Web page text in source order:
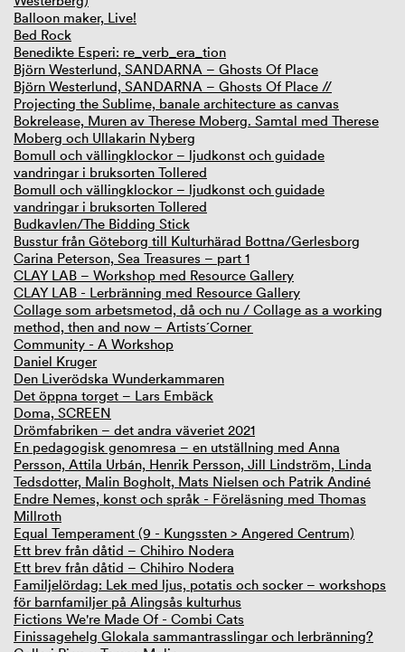
Balloon maker, Live!
Bed Rock
Benedikte Esperi: re_verb_era_tion
Björn Westerlund, SANDARNA – Ghosts Of Place
Björn Westerlund, SANDARNA – Ghosts Of Place //
Projecting the Sublime, banale architecture as canvas
Bokrelease, Muren av Therese Moberg. Samtal med Therese
Moberg och Ullakarin Nyberg
Bomull och vällingklockor – ljudkonst och guidade
vandringar i bruksorten Tollered
Bomull och vällingklockor – ljudkonst och guidade
vandringar i bruksorten Tollered
Budkavlen/The Bidding Stick
Busstur från Göteborg till Kulturhärad Bottna/Gerlesborg
Carina Peterson, Sea Treasures – part 1
CLAY LAB – Workshop med Resource Gallery
CLAY LAB - Lerbränning med Resource Gallery
Collage som arbetsmetod, då och nu / Collage as a working
method, then and now – Artists´Corner
Community - A Workshop
Daniel Kruger
Den Liverödska Wunderkammaren
Det öppna torget – Lars Embäck
Doma, SCREEN
Drömfabriken – det andra väveriet 2021
En pedagogisk genomresa – en utställning med Anna
Persson, Attila Urbán, Henrik Persson, Jill Lindström, Linda
Tedsdotter, Malin Bogholt, Mats Nielsen och Patrik Andiné
Endre Nemes, konst och språk - Föreläsning med Thomas
Millroth
Equal Temperament (9 - Kungssten > Angered Centrum)
Ett brev från dåtid – Chihiro Nodera
Ett brev från dåtid – Chihiro Nodera
Familjelördag: Lek med ljus, potatis och socker – workshops
för barnfamiljer på Alingsås kulturhus
Fictions We're Made Of - Combi Cats
Finissagehelg Glokala sammantrasslingar och lerbränning?